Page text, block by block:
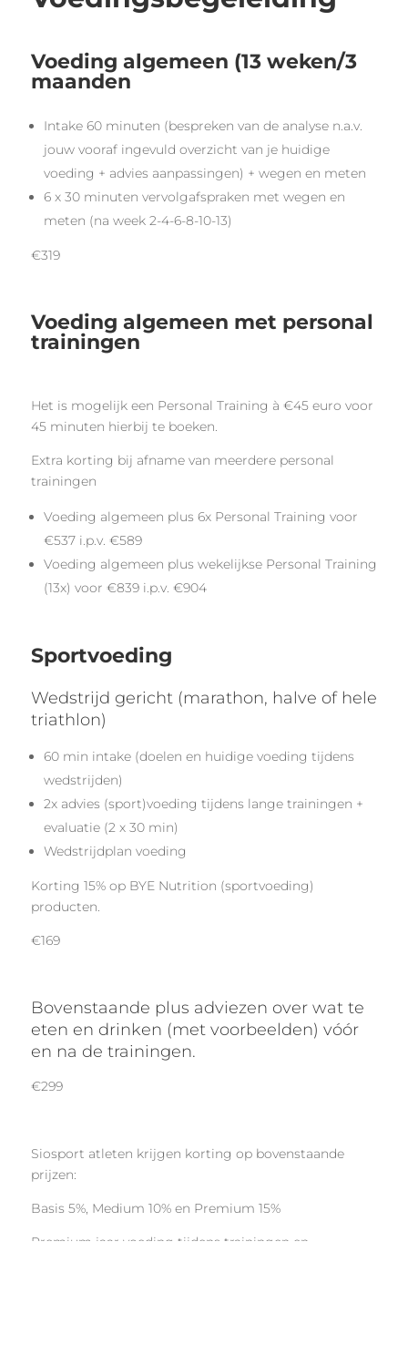
Voeding algemeen (13 weken/3
maanden
Intake 60 minuten (bespreken van de analyse n.a.v.
jouw vooraf ingevuld overzicht van je huidige
voeding + advies aanpassingen) + wegen en meten
6 x 30 minuten vervolgafspraken met wegen en
meten (na week 2-4-6-8-10-13)
€319
Voeding algemeen met personal
trainingen
Het is mogelijk een Personal Training à €45 euro voor
45 minuten hierbij te boeken.
Extra korting bij afname van meerdere personal
trainingen
Voeding algemeen plus 6x Personal Training voor
€537 i.p.v. €589
Voeding algemeen plus wekelijkse Personal Training
(13x) voor €839 i.p.v. €904
Sportvoeding
Wedstrijd gericht (marathon, halve of hele
triathlon)
60 min intake (doelen en huidige voeding tijdens
wedstrijden)
2x advies (sport)voeding tijdens lange trainingen +
evaluatie (2 x 30 min)
Wedstrijdplan voeding
Korting 15% op BYE Nutrition (sportvoeding)
producten.
€169
Bovenstaande plus adviezen over wat te
eten en drinken (met voorbeelden) vóór
en na de trainingen.
€299
Siosport atleten krijgen korting op bovenstaande
prijzen:
Basis 5%, Medium 10% en Premium 15%
Premium jaar voeding tijdens trainingen en